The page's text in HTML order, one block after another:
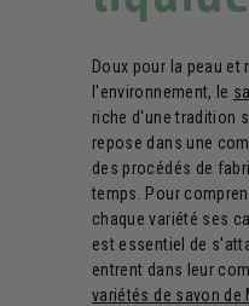
Doux pour la peau et
l'environnement, le
riche d'une tradition
repose dans une
des procédés de
temps. Pour
chaque variété ses
est essentiel de
entrent dans leur
variétés de savon de